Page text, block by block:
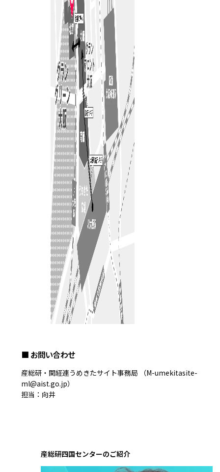
■ お問い合わせ
産総研・関経連うめきたサイト事務局 （M-umekitasite-
ml@aist.go.jp）
担当：向井
産総研四国センターのご紹介